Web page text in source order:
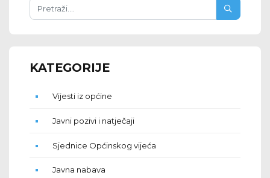
KATEGORIJE
Vijesti iz općine
Javni pozivi i natječaji
Sjednice Općinskog vijeća
Javna nabava